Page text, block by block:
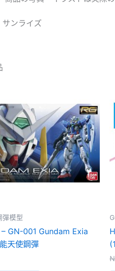
ンライズ
彈模型
GN-001 Gundam Exia
天使鋼彈